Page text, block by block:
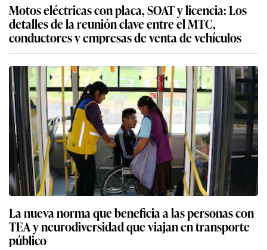
Motos eléctricas con placa, SOAT y licencia: Los
detalles de la reunión clave entre el MTC,
conductores y empresas de venta de vehículos
La nueva norma que beneficia a las personas con
TEA y neurodiversidad que viajan en transporte
público